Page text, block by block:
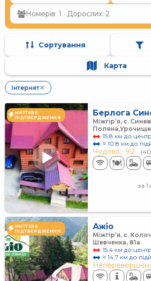
Номерів: 1 · Дорослих: 2
Сортування
Карта
Інтернет✕
МИТТЄВЕ
ПІДТВЕРДЖЕННЯ
Берлога
Міжгір’я, с.
15.8 км до
≈ 10.8 км до
Чудово, 9.2 (40
за
МИТТЄВЕ
ПІДТВЕРДЖЕННЯ
Ажіо
Міжгір’я, с.
Шевченка, 81а
15.4 км до
≈ 14.7 км до